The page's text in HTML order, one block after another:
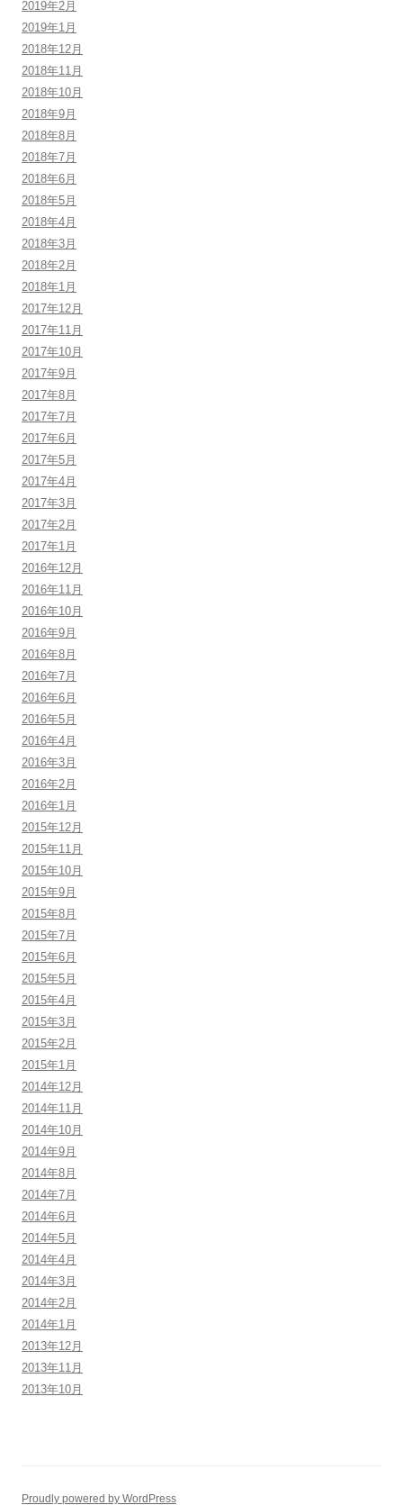
2019年2月
2019年1月
2018年12月
2018年11月
2018年10月
2018年9月
2018年8月
2018年7月
2018年6月
2018年5月
2018年4月
2018年3月
2018年2月
2018年1月
2017年12月
2017年11月
2017年10月
2017年9月
2017年8月
2017年7月
2017年6月
2017年5月
2017年4月
2017年3月
2017年2月
2017年1月
2016年12月
2016年11月
2016年10月
2016年9月
2016年8月
2016年7月
2016年6月
2016年5月
2016年4月
2016年3月
2016年2月
2016年1月
2015年12月
2015年11月
2015年10月
2015年9月
2015年8月
2015年7月
2015年6月
2015年5月
2015年4月
2015年3月
2015年2月
2015年1月
2014年12月
2014年11月
2014年10月
2014年9月
2014年8月
2014年7月
2014年6月
2014年5月
2014年4月
2014年3月
2014年2月
2014年1月
2013年12月
2013年11月
2013年10月
Proudly powered by WordPress